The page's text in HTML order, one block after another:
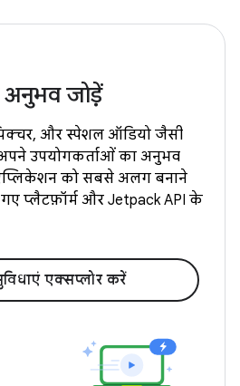
अनुभव जोड़ें
और स्पेशल ऑडियो जैसी
उपयोगकर्ताओं का अनुभव
को सबसे अलग बनाने
प्लैटफ़ॉर्म और Jetpack API के
एक्सप्लोर करें